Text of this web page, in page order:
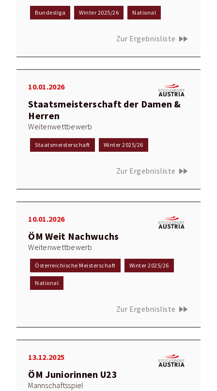
Bundesliga Winter 2025/26 National
Zur Ergebnisliste fast_forward
10.01.2026
Staatsmeisterschaft der Damen &
Herren
Weitenwettbewerb
Staatsmeisterschaft Winter 2025/26
Zur Ergebnisliste fast_forward
10.01.2026
ÖM Weit Nachwuchs
Weitenwettbewerb
Österreichische Meisterschaft Winter 2025/26
National
Zur Ergebnisliste fast_forward
13.12.2025
ÖM Juniorinnen U23
Mannschaftsspiel